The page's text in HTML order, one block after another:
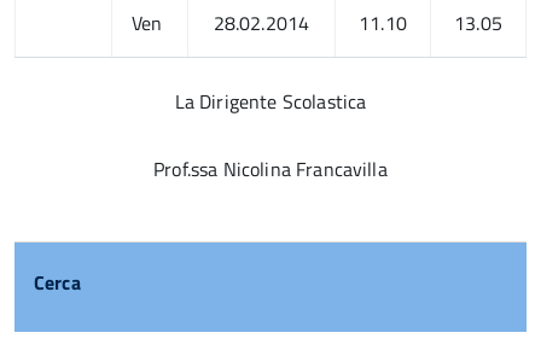
Ven 28.02.2014 11.10 13.05
La Dirigente Scolastica
Prof.ssa Nicolina Francavilla
Cerca